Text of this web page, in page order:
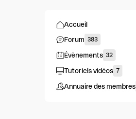
Accueil
Forum 383
Évènements 32
Tutoriels vidéos 7
Annuaire des membres